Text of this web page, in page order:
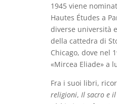
1945 viene
Hautes Études a
diverse università
della cattedra di
Chicago, dove nel
«Mircea Eliade» a
Fra i suoi libri,
religioni, Il sacro e